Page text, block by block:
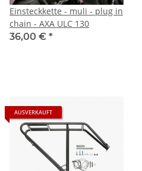
Einsteckkette - muli - plug in
chain - AXA ULC 130
36,00 € *
AUSVERKAUFT